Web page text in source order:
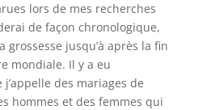
lors de mes recherches
de façon chronologique,
grossesse jusqu’à après la fin
mondiale. Il y a eu
des mariages de
hommes et des femmes qui